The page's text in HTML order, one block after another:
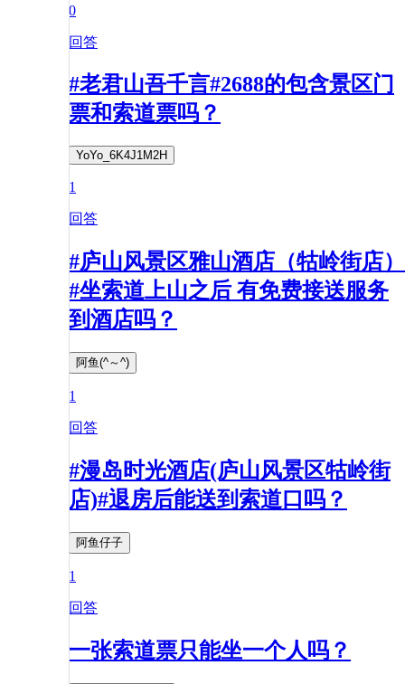
0
回答
#老君山吾千言#2688的包含景区门
票和索道票吗？
YoYo_6K4J1M2H
1
回答
#庐山风景区雅山酒店（牯岭街店）
#坐索道上山之后 有免费接送服务
到酒店吗？
阿鱼(^～^)
1
回答
#漫岛时光酒店(庐山风景区牯岭街
店)#退房后能送到索道口吗？
阿鱼仔子
1
回答
一张索道票只能坐一个人吗？